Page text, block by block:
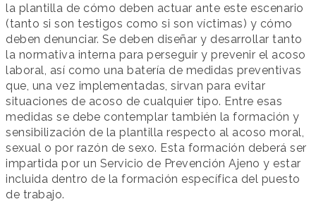
la plantilla de cómo deben actuar ante este escenario
(tanto si son testigos como si son víctimas) y cómo
deben denunciar. Se deben diseñar y desarrollar tanto
la normativa interna para perseguir y prevenir el acoso
laboral, así como una batería de medidas preventivas
que, una vez implementadas, sirvan para evitar
situaciones de acoso de cualquier tipo. Entre esas
medidas se debe contemplar también la formación y
sensibilización de la plantilla respecto al acoso moral,
sexual o por razón de sexo. Esta formación deberá ser
impartida por un Servicio de Prevención Ajeno y estar
incluida dentro de la formación específica del puesto
de trabajo.